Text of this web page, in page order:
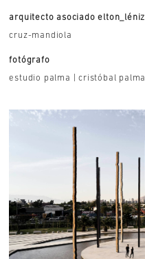
arquitecto asociado elton_léniz
cruz-mandiola
fotógrafo
estudio palma | cristóbal palma